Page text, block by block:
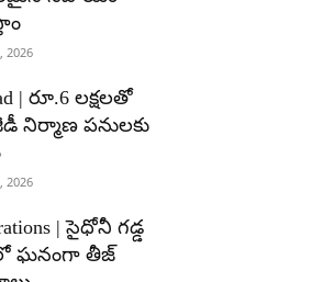
2026
| రూ.6 లక్షలతో
నిర్మాణ పనులకు
2026
| సైధోనీ గడ్డ
ఘనంగా తీజ్